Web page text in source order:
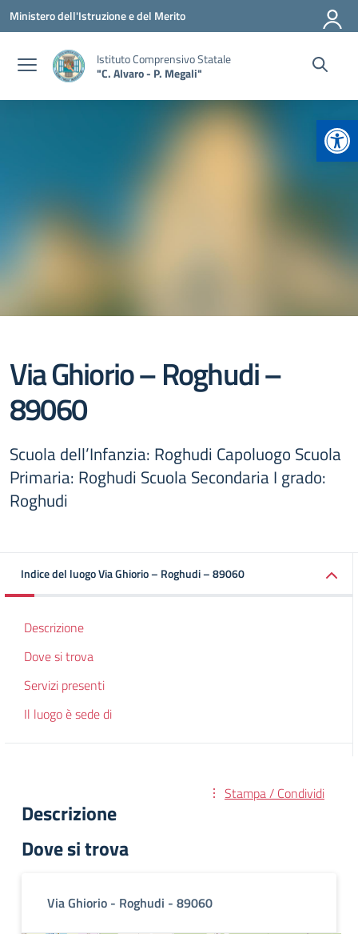
Vai ai contenuti
Vai al menu di navigazione
Vai al footer
Ministero dell'Istruzione e del Merito
Istituto Comprensivo Statale
"C. Alvaro - P. Megali"
Via Ghiorio – Roghudi –
89060
Scuola dell’Infanzia: Roghudi Capoluogo Scuola
Primaria: Roghudi Scuola Secondaria I grado:
Roghudi
Indice del luogo Via Ghiorio – Roghudi – 89060
Descrizione
Dove si trova
Servizi presenti
Il luogo è sede di
Stampa / Condividi
Descrizione
Dove si trova
Via Ghiorio - Roghudi - 89060